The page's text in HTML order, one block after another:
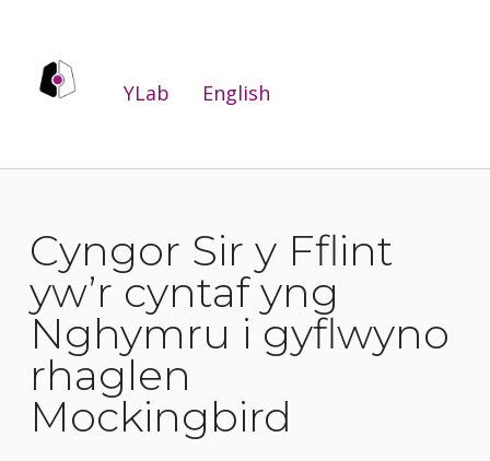
YLab English
Cyngor Sir y Fflint
yw’r cyntaf yng
Nghymru i gyflwyno
rhaglen
Mockingbird